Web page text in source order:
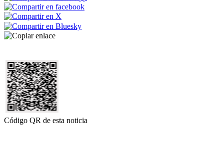
Código QR de esta noticia